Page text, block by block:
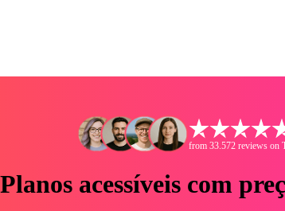
from 33.572 reviews on
Planos acessíveis com